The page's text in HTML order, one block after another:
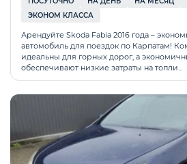
ЭКОНОМ КЛАССА
Арендуйте Skoda Fabia 2016 года –
автомобиль для поездок по Карпатам!
идеальны для горных дорог, а
обеспечивают низкие затраты на топли...